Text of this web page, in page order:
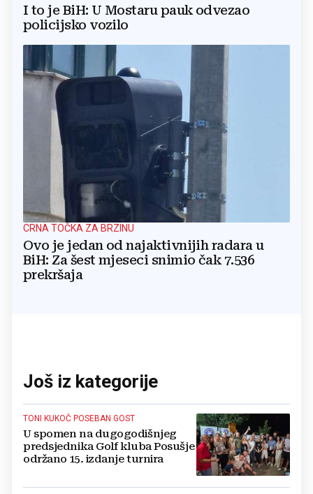
I to je BiH: U Mostaru pauk odvezao
policijsko vozilo
CRNA TOČKA ZA BRZINU
Ovo je jedan od najaktivnijih radara u
BiH: Za šest mjeseci snimio čak 7.536
prekršaja
Još iz kategorije
TONI KUKOČ POSEBAN GOST
U spomen na dugogodišnjeg
predsjednika Golf kluba Posušje
održano 15. izdanje turnira